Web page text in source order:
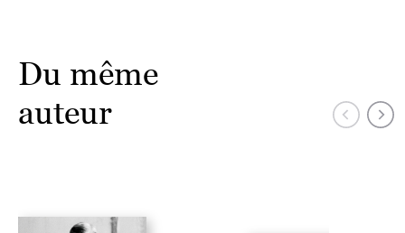
Du même
auteur